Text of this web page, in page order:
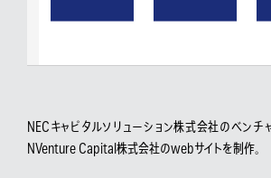
NECキャピタルソリューション株式会社のベンチ
NVenture Capital株式会社のwebサイトを制作。